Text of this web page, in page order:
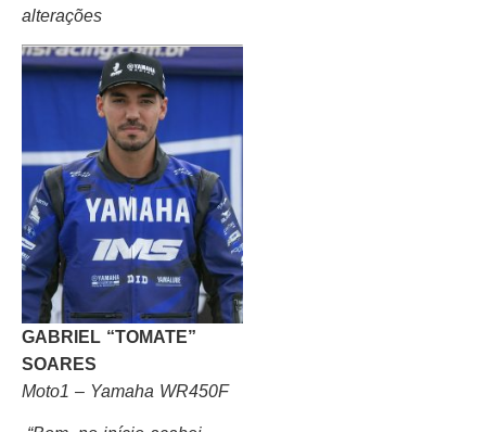
alterações
GABRIEL “TOMATE”
SOARES
Moto1 – Yamaha WR450F